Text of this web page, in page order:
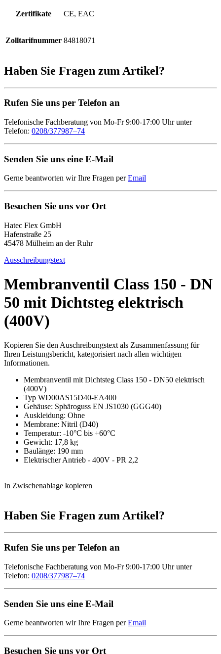
Zertifikate CE, EAC
Zolltarifnummer 84818071
Haben Sie Fragen zum Artikel?
Rufen Sie uns per Telefon an
Telefonische Fachberatung von Mo-Fr 9:00-17:00 Uhr unter
Telefon: 0208/377987–74
Senden Sie uns eine E-Mail
Gerne beantworten wir Ihre Fragen perEmail
Besuchen Sie uns vor Ort
Hatec Flex GmbH
Hafenstraße 25
45478 Mülheim an der Ruhr
Ausschreibungstext
Membranventil Class 150 - DN
50 mit Dichtsteg elektrisch
(400V)
Kopieren Sie den Auschreibungstext als Zusammenfassung für
Ihren Leistungsbericht, kategorisiert nach allen wichtigen
Informationen.
Membranventil mit Dichtsteg Class 150 - DN50 elektrisch
(400V)
Typ WD00AS15D40-EA400
Gehäuse: Sphäroguss EN JS1030 (GGG40)
Auskleidung: Ohne
Membrane: Nitril (D40)
Temperatur: -10°C bis +60°C
Gewicht: 17,8 kg
Baulänge: 190 mm
Elektrischer Antrieb - 400V - PR 2,2
In Zwischenablage kopieren
Haben Sie Fragen zum Artikel?
Rufen Sie uns per Telefon an
Telefonische Fachberatung von Mo-Fr 9:00-17:00 Uhr unter
Telefon: 0208/377987–74
Senden Sie uns eine E-Mail
Gerne beantworten wir Ihre Fragen perEmail
Besuchen Sie uns vor Ort